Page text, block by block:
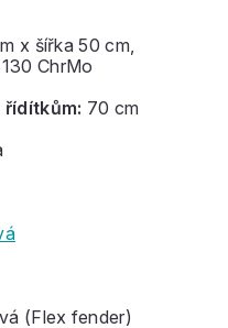
x šířka 50 cm,
ChrMo
řídítkům: 70 cm
(Flex fender)